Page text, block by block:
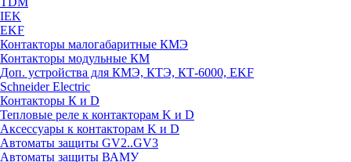
IEK
EKF
Контакторы малогабаритные КМЭ
Контакторы модульные КМ
Доп. устройства для КМЭ, КТЭ, КТ-6000, EKF
Schneider Electric
Контакторы К и D
Тепловые реле к контакторам K и D
Аксессуары к контакторам K и D
Автоматы защиты GV2..GV3
Автоматы защиты ВАМУ